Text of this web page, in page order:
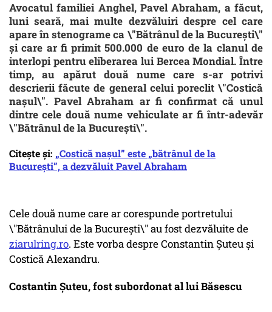
Avocatul familiei Anghel, Pavel Abraham, a făcut,
luni seară, mai multe dezvăluiri despre cel care
apare în stenograme ca \"Bătrânul de la București\"
și care ar fi primit 500.000 de euro de la clanul de
interlopi pentru eliberarea lui Bercea Mondial. Între
timp, au apărut două nume care s-ar potrivi
descrierii făcute de general celui poreclit \"Costică
nașul\". Pavel Abraham ar fi confirmat că unul
dintre cele două nume vehiculate ar fi într-adevăr
\"Bătrânul de la București\".
Citește și: „Costică nașul” este „bătrânul de la
București”, a dezvăluit Pavel Abraham
Cele două nume care ar corespunde portretului
\"Bătrânului de la București\" au fost dezvăluite de
ziarulring.ro. Este vorba despre Constantin Șuteu și
Costică Alexandru.
Costantin Șuteu, fost subordonat al lui Băsescu